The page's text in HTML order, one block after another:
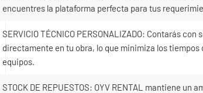
encuentres la plataforma perfecta para tus
SERVICIO TÉCNICO PERSONALIZADO: Contarás
directamente en tu obra, lo que minimiza los
equipos.
STOCK DE REPUESTOS: OYV RENTAL mantiene